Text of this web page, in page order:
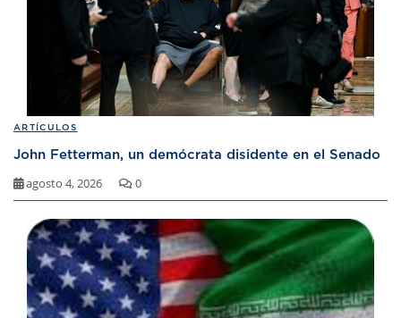
ARTÍCULOS
John Fetterman, un demócrata disidente en el Senado
agosto 4, 2026 0